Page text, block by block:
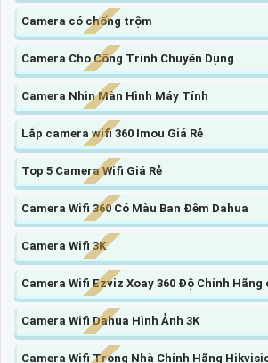
Camera có chống trộm
Camera Cho Công Trình Chuyên Dụng
Camera Nhìn Màn Hình Máy Tính
Lắp camera wifi 360 Imou Giá Rẻ
Top 5 Camera Wifi Giá Rẻ
Camera Wifi 360 Có Màu Ban Đêm Dahua
Camera Wifi 3K
Camera Wifi Ezviz Xoay 360 Độ Chính
Camera Wifi Dahua Hình Ảnh 3K
Camera Wifi Trong Nhà Chính Hãng